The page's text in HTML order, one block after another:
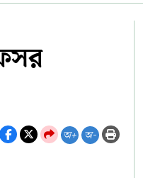
অ+ অ-